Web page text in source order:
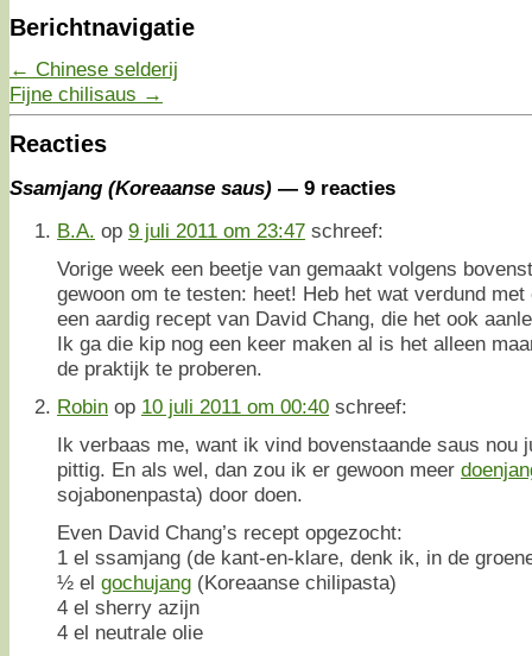
Berichtnavigatie
← Chinese selderij
Fijne chilisaus →
Reacties
Ssamjang (Koreaanse saus) — 9 reacties
B.A. op 9 juli 2011 om 23:47 schreef:
Vorige week een beetje van gemaakt volgens
gewoon om te testen: heet! Heb het wat verdund
een aardig recept van David Chang, die het ook
Ik ga die kip nog een keer maken al is het alleen
de praktijk te proberen.
Robin op 10 juli 2011 om 00:40 schreef:
Ik verbaas me, want ik vind bovenstaande saus nou
pittig. En als wel, dan zou ik er gewoon meer
sojabonenpasta) door doen.
Even David Chang’s recept opgezocht:
1 el ssamjang (de kant-en-klare, denk ik, in de
½ el gochujang (Koreaanse chilipasta)
4 el sherry azijn
4 el neutrale olie